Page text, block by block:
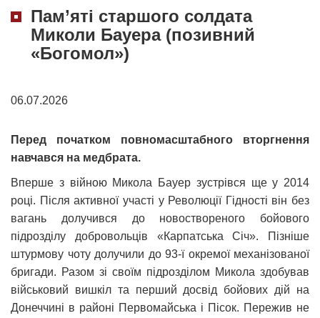
Пам’яті старшого солдата
Миколи Бауера (позивний
«Богомол»)
06.07.2026
Перед початком повномасштабного вторгнення
навчався на медбрата.
Вперше з війною Микола Бауер зустрівся ще у 2014
році. Після активної участі у Революції Гідності він без
вагань долучився до новоствореного бойового
підрозділу добровольців «Карпатська Січ». Пізніше
штурмову чоту долучили до 93-ї окремої механізованої
бригади. Разом зі своїм підрозділом Микола здобував
військовий вишкіл та перший досвід бойових дій на
Донеччині в районі Первомайська і Пісок. Пережив не